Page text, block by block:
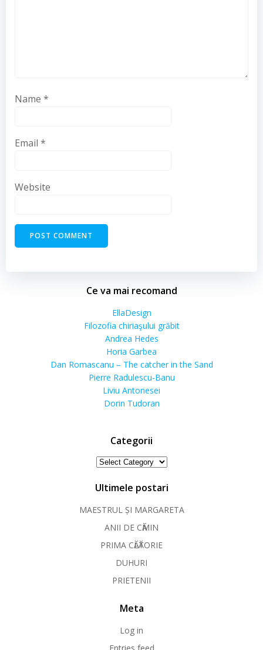
Name *
Email *
Website
Ce va mai recomand
EllaDesign
Filozofia chiriaşului grăbit
Andrea Hedes
Horia Garbea
Dan Romascanu – The catcher in the Sand
Pierre Radulescu-Banu
Liviu Antonesei
Dorin Tudoran
Categorii
Categorii
Ultimele postari
MAESTRUL ȘI MARGARETA
ANII DE CӐMIN
PRIMA CӐLӐTORIE
DUHURI
PRIETENII
Meta
Log in